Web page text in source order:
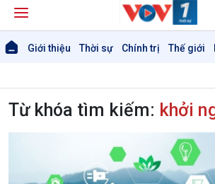
Giới thiệu Thời sự Chính trị Thế giới
Từ khóa tìm kiếm: khởi